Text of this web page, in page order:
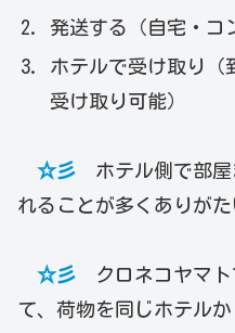
発送する（自宅・コ
ホテルで受け取り（
受け取り可能）
☆彡 ホテル側で部屋
れることが多くありがた
☆彡 クロネコヤマト
て、荷物を同じホテル